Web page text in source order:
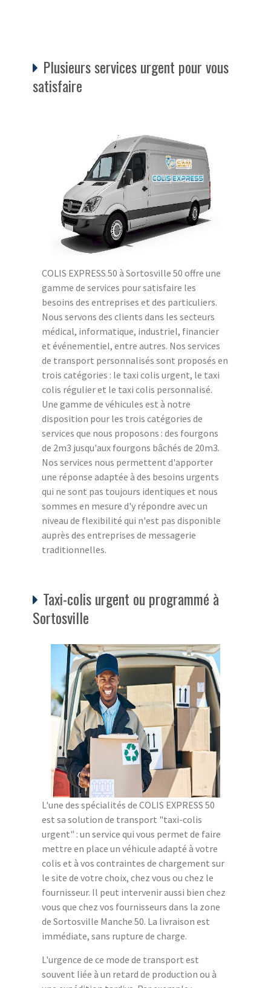
Plusieurs services urgent pour vous
satisfaire
COLIS EXPRESS 50 à Sortosville 50 offre une
gamme de services pour satisfaire les
besoins des entreprises et des particuliers.
Nous servons des clients dans les secteurs
médical, informatique, industriel, financier
et événementiel, entre autres. Nos services
de transport personnalisés sont proposés en
trois catégories : le taxi colis urgent, le taxi
colis régulier et le taxi colis personnalisé.
Une gamme de véhicules est à notre
disposition pour les trois catégories de
services que nous proposons : des fourgons
de 2m3 jusqu'aux fourgons bâchés de 20m3.
Nos services nous permettent d'apporter
une réponse adaptée à des besoins urgents
qui ne sont pas toujours identiques et nous
sommes en mesure d'y répondre avec un
niveau de flexibilité qui n'est pas disponible
auprès des entreprises de messagerie
traditionnelles.
Taxi-colis urgent ou programmé à
Sortosville
L'une des spécialités de COLIS EXPRESS 50
est sa solution de transport "taxi-colis
urgent" : un service qui vous permet de faire
mettre en place un véhicule adapté à votre
colis et à vos contraintes de chargement sur
le site de votre choix, chez vous ou chez le
fournisseur. Il peut intervenir aussi bien chez
vous que chez vos fournisseurs dans la zone
de Sortosville Manche 50. La livraison est
immédiate, sans rupture de charge.
L'urgence de ce mode de transport est
souvent liée à un retard de production ou à